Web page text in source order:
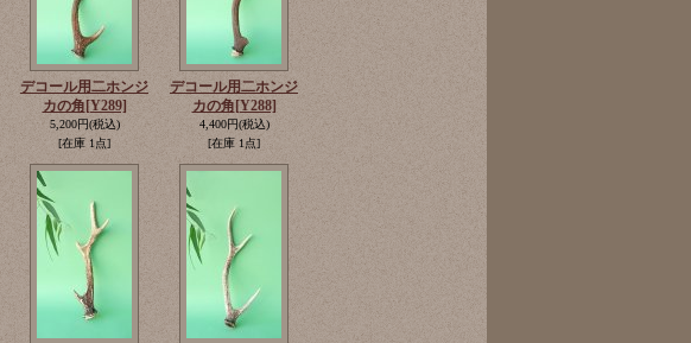
デコール用二ホンジ
カの角 [Y289]
5,200円(税込)
[在庫 1点]
デコール用二ホンジ
カの角 [Y288]
4,400円(税込)
[在庫 1点]